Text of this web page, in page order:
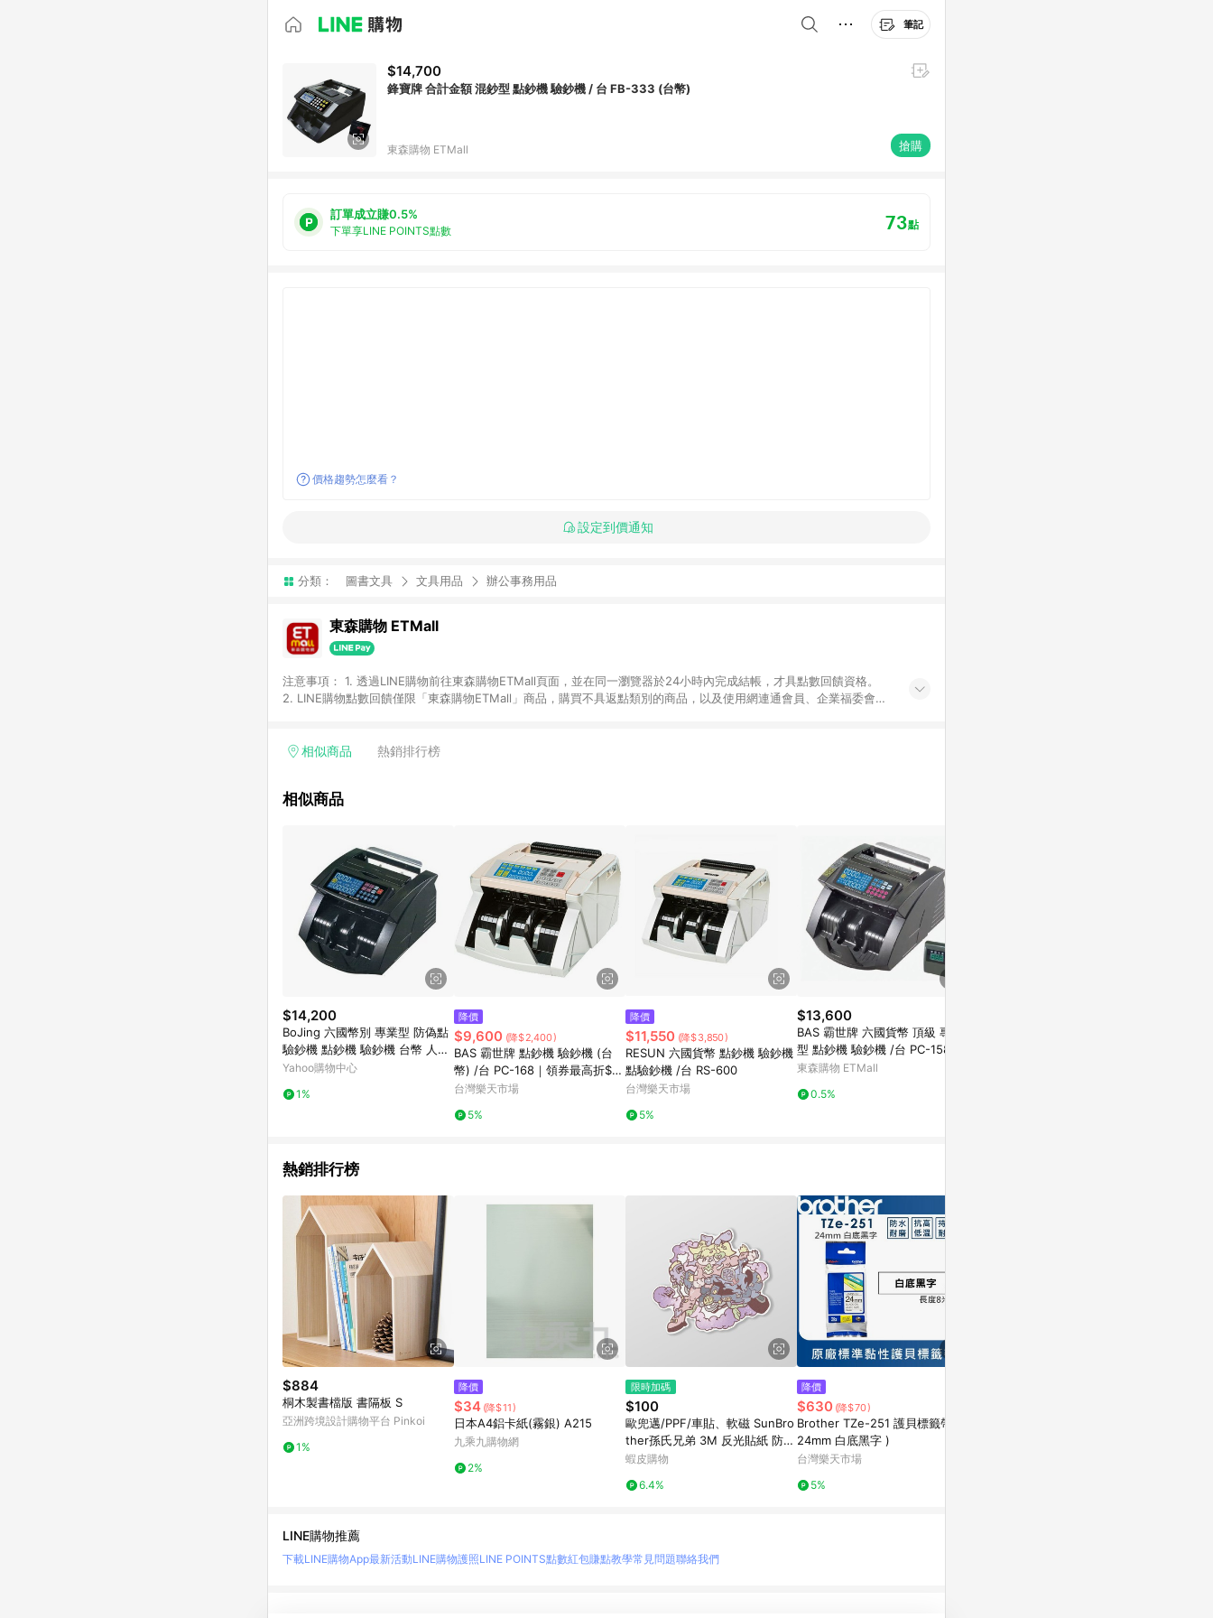
筆記
$14,700
鋒寶牌 合計金額 混鈔型 點鈔機 驗鈔機 / 台 FB-333 (台幣)
東森購物 ETMall 搶購
訂單成立賺0.5%
下單享LINE POINTS點數 73點
價格趨勢怎麼看？
設定到價通知
分類： 圖書文具 文具用品 辦公事務用品
東森購物 ETMall
注意事項： 1. 透過LINE購物前往東森購物ETMall頁面，並在同一瀏覽器於24小時內完成結帳，才具點數回饋資格。
2. LINE購物點數回饋僅限「東森購物ETMall」商品，購買不具返點類別的商品，以及使用網連通會員、企業福委會員
「草莓網」全館商品。 4. 如取消訂單、退貨、退款或購物中登出東森購物ETMall，將無法獲得點數回饋。 5. 點數回
面顯示為準。 7. LINE購物設有「單一商品最高回饋點數」機制(特殊活動時開放「回饋無上限」)，以同一訂單中同一
準。 9. 若有贈點爭議，請務必於訂單日期+180天以內至LINE購物客服洽詢；若超過180天(含)以上進行申訴，恕無法
贈點回饋。 10. 部分點數紅包僅限指定商品使用，或不適用於無回饋商品。各點數紅包之適用商品與使用條件請依點數
紅包頁面規則為準。
相似商品 熱銷排行榜
相似商品
$14,200
BoJing 六國幣別 專業型 防偽點
驗鈔機 點鈔機 驗鈔機 台幣 人民
幣 歐元 /台 BJ-680
Yahoo購物中心
1%
降價
$9,600 (降$2,400)
BAS 霸世牌 點鈔機 驗鈔機 (台
幣) /台 PC-168｜領券最高折$2
20
台灣樂天市場
5%
降價
$11,550 (降$3,850)
RESUN 六國貨幣 點鈔機 驗鈔機
點驗鈔機 /台 RS-600
台灣樂天市場
5%
$13,600
BAS 霸世牌 六國貨幣 頂級 專業
型 點鈔機 驗鈔機 /台 PC-158S
東森購物 ETMall
0.5%
熱銷排行榜
$884
桐木製書檔版 書隔板 S
亞洲跨境設計購物平台 Pinkoi
1%
降價
$34 (降$11)
日本A4鋁卡紙(霧銀) A215
九乘九購物網
2%
限時加碼
$100
歐兜邁/PPF/車貼、軟磁 SunBro
ther孫氏兄弟 3M 反光貼紙 防水
貼紙 車貼貼紙 軟性磁貼
蝦皮購物
6.4%
降價
$630 (降$70)
Brother TZe-251 護貝標籤帶 (
24mm 白底黑字 )
台灣樂天市場
5%
LINE購物推薦
下載LINE購物App最新活動LINE購物護照LINE POINTS點數紅包賺點教學常見問題聯絡我們